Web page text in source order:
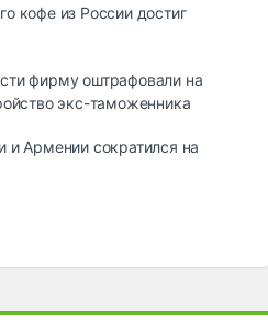
кофе из России достиг
фирму оштрафовали на
экс-таможенника
и Армении сократился на